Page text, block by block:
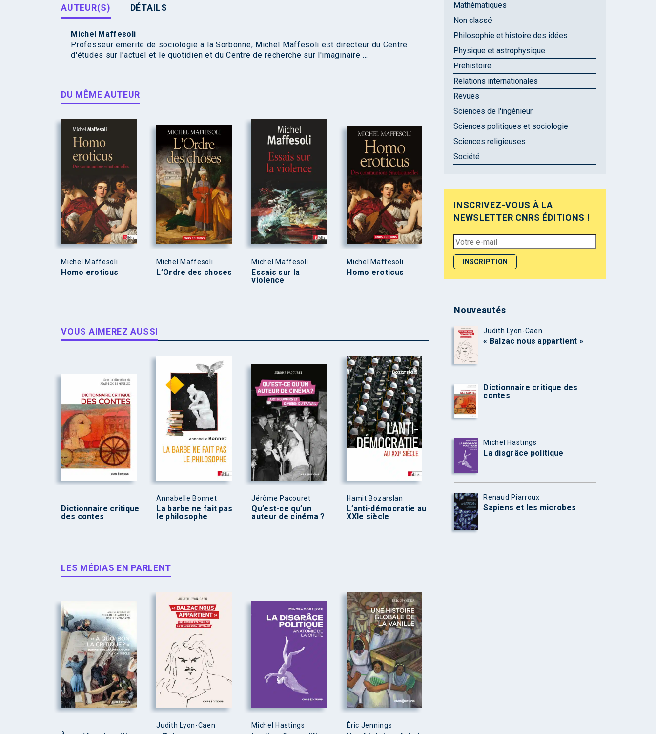
AUTEUR(S) DÉTAILS
Michel Maffesoli
Professeur émérite de sociologie à la Sorbonne, Michel Maffesoli est directeur du Centre
d'études sur l'actuel et le quotidien et du Centre de recherche sur l'imaginaire ...
DU MÊME AUTEUR
Michel Maffesoli
Homo eroticus
Michel Maffesoli
L’Ordre des choses
Michel Maffesoli
Essais sur la
violence
Michel Maffesoli
Homo eroticus
VOUS AIMEREZ AUSSI
Dictionnaire critique
des contes
Annabelle Bonnet
La barbe ne fait pas
le philosophe
Jérôme Pacouret
Qu’est-ce qu’un
auteur de cinéma ?
Hamit Bozarslan
L’anti-démocratie au
XXIe siècle
LES MÉDIAS EN PARLENT
Judith Lyon-Caen Michel Hastings Éric Jennings
Mathématiques
Non classé
Philosophie et histoire des idées
Physique et astrophysique
Préhistoire
Relations internationales
Revues
Sciences de l'ingénieur
Sciences politiques et sociologie
Sciences religieuses
Société
INSCRIVEZ-VOUS À LA
NEWSLETTER CNRS ÉDITIONS !
Nouveautés
Judith Lyon-Caen
« Balzac nous appartient »
Dictionnaire critique des
contes
Michel Hastings
La disgrâce politique
Renaud Piarroux
Sapiens et les microbes